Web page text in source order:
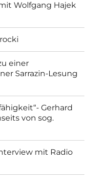
Wolfgang Hajek
einer
Sarrazin-Lesung
Gerhard
von sog.
mit Radio